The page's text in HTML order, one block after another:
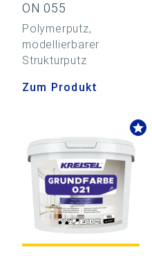
ON 055
Polymerputz,
modellierbarer
Strukturputz
Zum Produkt